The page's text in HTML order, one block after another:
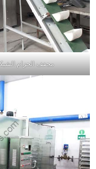
مجفف الحزام الشبكي